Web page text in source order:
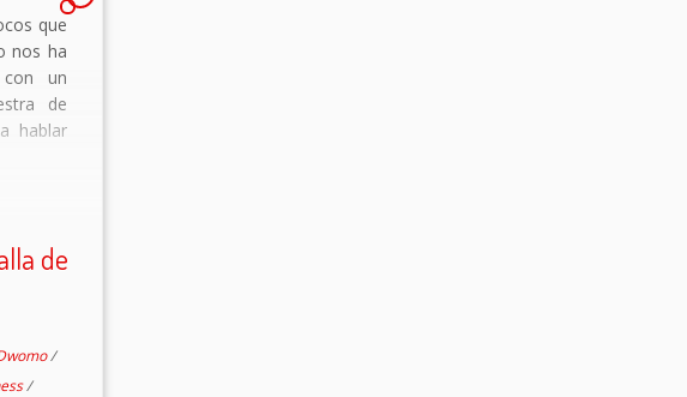
que
nos ha
un
de
hablar
de
/
/